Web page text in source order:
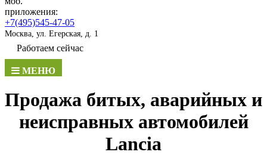
приложения:
+7(495)545-47-05
Москва, ул. Егерская, д. 1
Работаем сейчас
МЕНЮ
Продажа битых, аварийных и
неисправных автомобилей
Lancia